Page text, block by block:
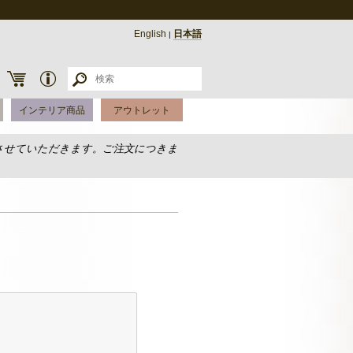
English | 日本語
インテリア商品 アウトレット
せていただきます。ご注文につきま